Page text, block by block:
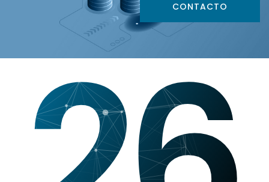
CONTACTO